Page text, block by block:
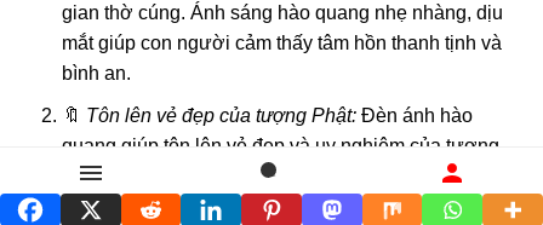
gian thờ cúng. Ánh sáng hào quang nhẹ nhàng, dịu
mắt giúp con người cảm thấy tâm hồn thanh tịnh và
bình an.
🔖 Tôn lên vẻ đẹp của tượng Phật:Đèn ánh hào
quang giúp tôn lên vẻ đẹp và uy nghiêm của tượng
Phật. Ánh sáng hào quang giúp làm nổi bật các
đường nét của tượng Phật, tạo nên một hiệu ứng
Danh mục Tìm kiếm Liên hệ